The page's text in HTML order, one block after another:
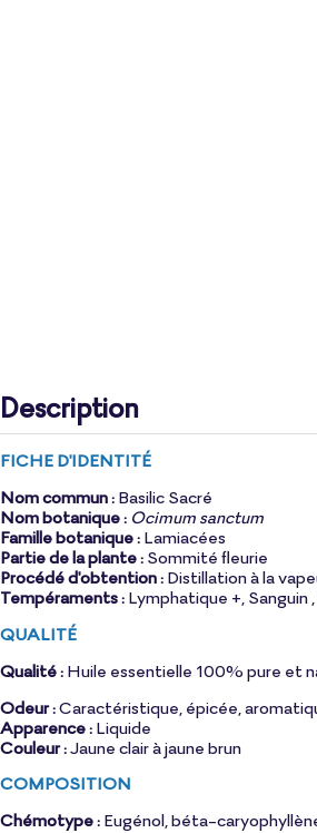
Description
FICHE D'IDENTITÉ
Nom commun : Basilic Sacré
Nom botanique : Ocimum sanctum
Famille botanique : Lamiacées
Partie de la plante : Sommité fleurie
Procédé d'obtention : Distillation à la
Tempéraments : Lymphatique +, Sanguin
QUALITÉ
Qualité : Huile essentielle 100% pure et
Odeur :Caractéristique, épicée,
Apparence : Liquide
Couleur :Jaune clair à jaune brun
COMPOSITION
Chémotype : Eugénol, béta-